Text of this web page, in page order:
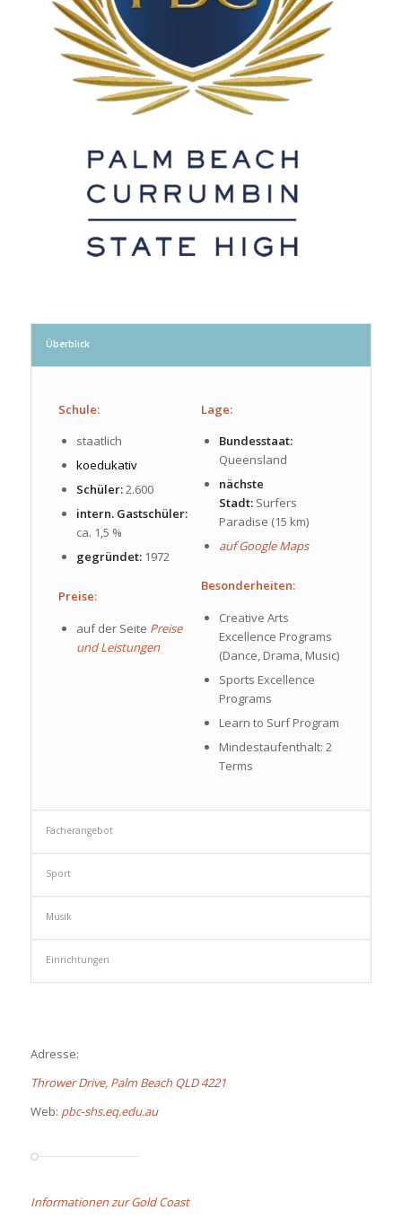
Überblick
Schule:
staatlich
koedukativ
Schüler:2.600
intern. Gastschüler:
ca. 1,5 %
gegründet: 1972
Preise:
auf der Seite Preise
und Leistungen
Lage:
Bundesstaat:
Queensland
nächste
Stadt: Surfers
Paradise (15 km)
auf Google Maps
Besonderheiten:
Creative Arts
Excellence Programs
(Dance, Drama, Music)
Sports Excellence
Programs
Learn to Surf Program
Mindestaufenthalt: 2
Terms
Fächerangebot
Sport
Musik
Einrichtungen
Adresse:
Thrower Drive, Palm Beach QLD 4221
Web: pbc-shs.eq.edu.au
Informationen zur Gold Coast